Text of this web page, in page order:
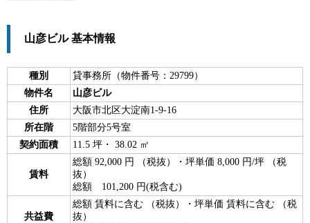
山彦ビル 基本情報
種別
貸事務所（物件番号：29799）
物件名
山彦ビル
住所
大阪市北区大淀南1-9-16
所在階
5階部分5号室
契約面積
11.5 坪・ 38.02 ㎡
賃料
総額 92,000 円 （税抜）・坪単価 8,000 円/坪 （税
抜）
総額 101,200 円(税含む)
共益費
総額 賃料に含む （税抜）・坪単価 賃料に含む （税
抜）